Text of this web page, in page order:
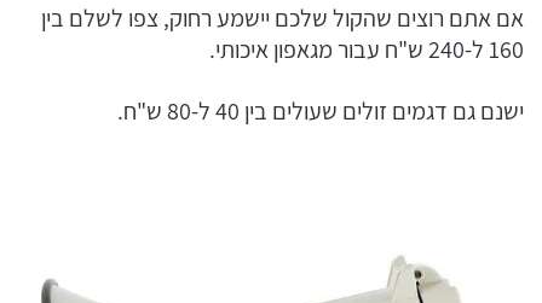
אם אתם רוצים שהקול שלכם יישמע רחוק, צפו לשלם בין
160 ל-240 ש"ח עבור מגאפון איכותי.
ישנם גם דגמים זולים שעולים בין 40 ל-80 ש"ח.